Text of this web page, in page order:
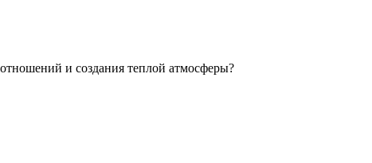
и создания теплой атмосферы?